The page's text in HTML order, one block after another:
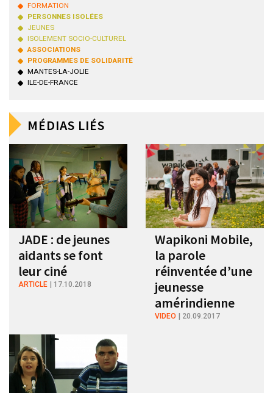
FORMATION
PERSONNES ISOLÉES
JEUNES
ISOLEMENT SOCIO-CULTUREL
ASSOCIATIONS
PROGRAMMES DE SOLIDARITÉ
MANTES-LA-JOLIE
ILE-DE-FRANCE
MÉDIAS LIÉS
JADE : de jeunes
aidants se font
leur ciné
ARTICLE 17.10.2018
Wapikoni Mobile,
la parole
réinventée d’une
jeunesse
amérindienne
VIDEO 20.09.2017